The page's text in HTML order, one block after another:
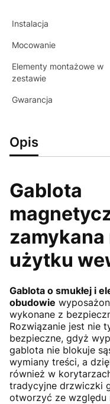
Instalacja
Mocowanie
Elementy montażowe w
zestawie
Gwarancja
Opis
Gablota
użytku
Gablota o smukłej i
obudowie
wykonane z
Rozwiązanie jest nie
bezpieczne, gdyż
gablota nie blokuje
wymiany treści, a
również w
tradycyjne drzwiczki
otworzyć ze względu